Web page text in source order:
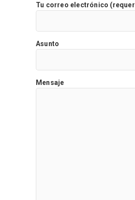
Tu correo electrónico
Asunto
Mensaje